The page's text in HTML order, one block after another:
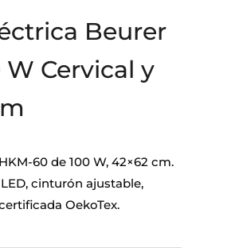
Beurer
Cervical y
60 de 100 W, 42×62 cm.
cinturón ajustable,
OekoTex.